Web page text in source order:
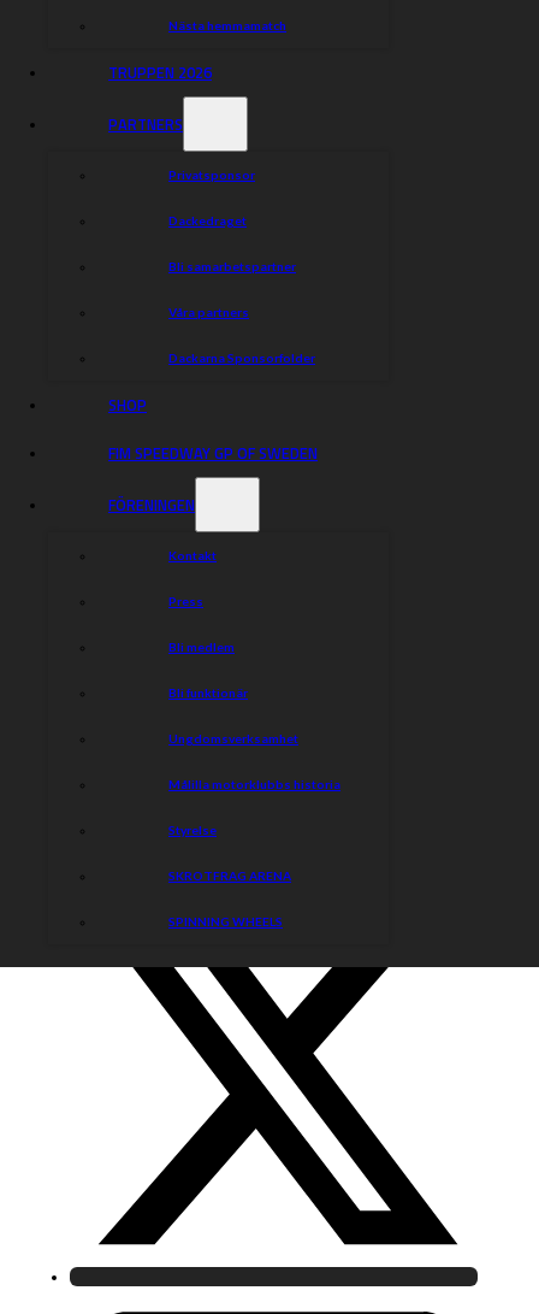
Nästa hemmamatch
TRUPPEN 2026
PARTNERS
Privatsponsor
Dackedraget
Bli samarbetspartner
Våra partners
Dackarna Sponsorfolder
SHOP
FIM SPEEDWAY GP OF SWEDEN
FÖRENINGEN
Kontakt
Press
Bli medlem
Bli funktionär
Ungdomsverksamhet
Målilla motorklubbs historia
Styrelse
SKROTFRAG ARENA
SPINNING WHEELS
Småland som jag har hunnit med att träffa under några
konstaterar att han så här långt har varit med och kört
hem två SM-guld med Målillaklubben.
– Det var en fantastiskt härlig känsla att få vinna guldet
på hemmaplan inför alla dackefans. Extra häftigt också
tillsammans med Leon Madsen, säger Rasmus Jensen.
Dackarnas trupp så här långt:
Daniel Bewley 2,082
Rasmus Jensen 1,782
Noel Wahlqvist 0,500